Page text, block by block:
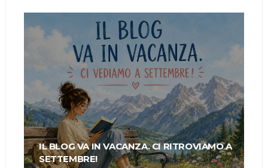
IL BLOG VA IN VACANZA. CI RITROVIAMO A
SETTEMBRE!